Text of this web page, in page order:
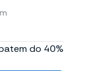
do 40%